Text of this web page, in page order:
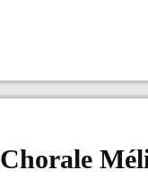
Chorale